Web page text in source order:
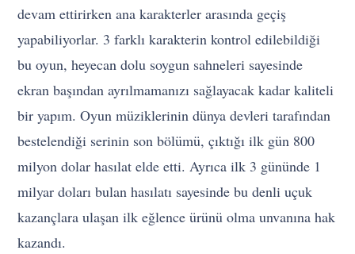
devam ettirirken ana karakterler arasında geçiş
yapabiliyorlar. 3 farklı karakterin kontrol edilebildiği
bu oyun, heyecan dolu soygun sahneleri sayesinde
ekran başından ayrılmamanızı sağlayacak kadar kaliteli
bir yapım. Oyun müziklerinin dünya devleri tarafından
bestelendiği serinin son bölümü, çıktığı ilk gün 800
milyon dolar hasılat elde etti. Ayrıca ilk 3 gününde 1
milyar doları bulan hasılatı sayesinde bu denli uçuk
kazançlara ulaşan ilk eğlence ürünü olma unvanına hak
kazandı.